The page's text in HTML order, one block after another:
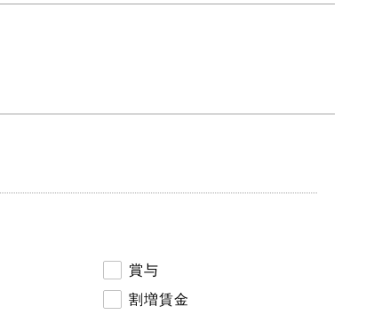
賞与
割増賃金